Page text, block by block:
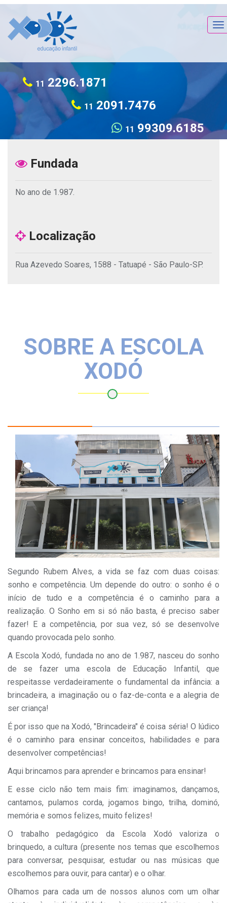
11 2296.1871
112091.7476
11 99309.6185
Fundada
No ano de 1.987.
Localização
Rua Azevedo Soares, 1588 - Tatuapé - São Paulo-SP.
SOBRE A ESCOLA
XODÓ
Segundo Rubem Alves, a vida se faz com duas coisas:
sonho e competência. Um depende do outro: o sonho é o
início de tudo e a competência é o caminho para a
realização. O Sonho em si só não basta, é preciso saber
fazer! E a competência, por sua vez, só se desenvolve
quando provocada pelo sonho.
A Escola Xodó, fundada no ano de 1.987, nasceu do sonho
de se fazer uma escola de Educação Infantil, que
respeitasse verdadeiramente o fundamental da infância: a
brincadeira, a imaginação ou o faz-de-conta e a alegria de
ser criança!
É por isso que na Xodó, "Brincadeira" é coisa séria! O lúdico
é o caminho para ensinar conceitos, habilidades e para
desenvolver competências!
Aqui brincamos para aprender e brincamos para ensinar!
E esse ciclo não tem mais fim: imaginamos, dançamos,
cantamos, pulamos corda, jogamos bingo, trilha, dominó,
memória e somos felizes, muito felizes!
O trabalho pedagógico da Escola Xodó valoriza o
brinquedo, a cultura (presente nos temas que escolhemos
para conversar, pesquisar, estudar ou nas músicas que
escolhemos para ouvir, para cantar) e o olhar.
Olhamos para cada um de nossos alunos com um olhar